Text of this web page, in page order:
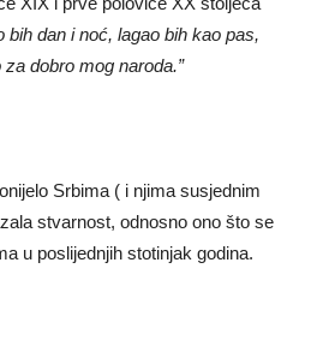
bih dan i noć, lagao bih kao pas,
dobro mog naroda.”
Srbima ( i njima susjednim
stvarnost, odnosno ono što se
u poslijednjih stotinjak godina.